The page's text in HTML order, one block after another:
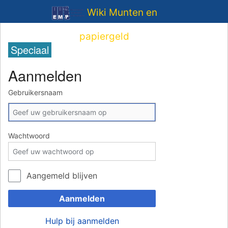
Wiki Munten en
papiergeld
Speciaal
Aanmelden
Gebruikersnaam
Wachtwoord
Aangemeld blijven
Aanmelden
Hulp bij aanmelden